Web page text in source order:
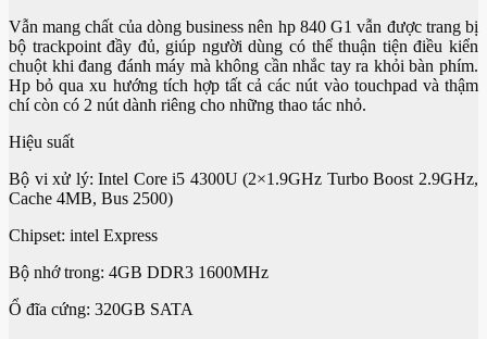
Vẫn mang chất của dòng business nên hp 840 G1 vẫn được trang bị
bộ trackpoint đầy đủ, giúp người dùng có thể thuận tiện điều kiển
chuột khi đang đánh máy mà không cần nhắc tay ra khỏi bàn phím.
Hp bỏ qua xu hướng tích hợp tất cả các nút vào touchpad và thậm
chí còn có 2 nút dành riêng cho những thao tác nhỏ.
Hiệu suất
Bộ vi xử lý: Intel Core i5 4300U (2×1.9GHz Turbo Boost 2.9GHz,
Cache 4MB, Bus 2500)
Chipset: intel Express
Bộ nhớ trong: 4GB DDR3 1600MHz
Ổ đĩa cứng: 320GB SATA